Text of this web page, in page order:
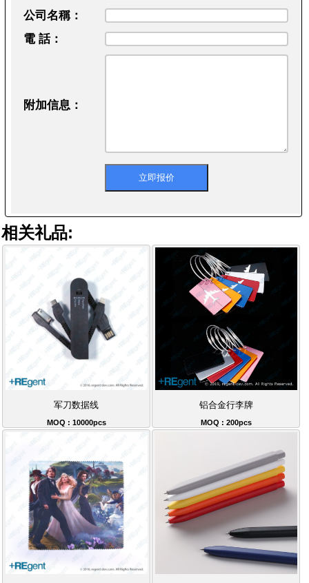
公司名稱：
電 話：
附加信息：
相关礼品:
军刀数据线
MOQ : 10000pcs
铝合金行李牌
MOQ : 200pcs